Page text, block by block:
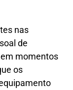
nas
de
momentos
os